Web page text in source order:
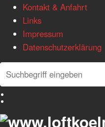
Kontakt & Anfahrt
Links
Impressum
Datenschutzerklärung
Search
Search